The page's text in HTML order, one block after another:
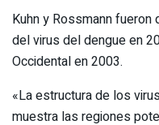
Kuhn y Rossmann
del virus del dengue en
Occidental en 2003.
«La estructura de los
muestra las regiones